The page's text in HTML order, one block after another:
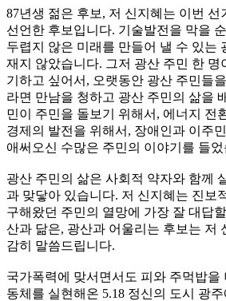
87년생 젊은 후보, 저 신지혜는 이번
선언한 후보입니다. 기술발전을 막을
두렵지 않은 미래를 만들어 낼 수 있는
재지 않았습니다. 그저 광산 주민 한 명
기하고 싶어서, 오랫동안 광산 주민들
라면 만남을 청하고 광산 주민의 삶을
민이 주민을 돌보기 위해서, 에너지 전
경제의 발전을 위해서, 장애인과 이주
애써오신 수많은 주민의 이야기를 들었
광산 주민의 삶은 사회적 약자와 함께
과 맞닿아 있습니다. 저 신지혜는 진보
구해왔던 주민의 열망에 가장 잘 대답
산과 닮은, 광산과 어울리는 후보는 저
감히 말씀드립니다.
국가폭력에 맞서면서도 피와 주먹밥을
동체를 실현해온 5.18 정신의 도시 광